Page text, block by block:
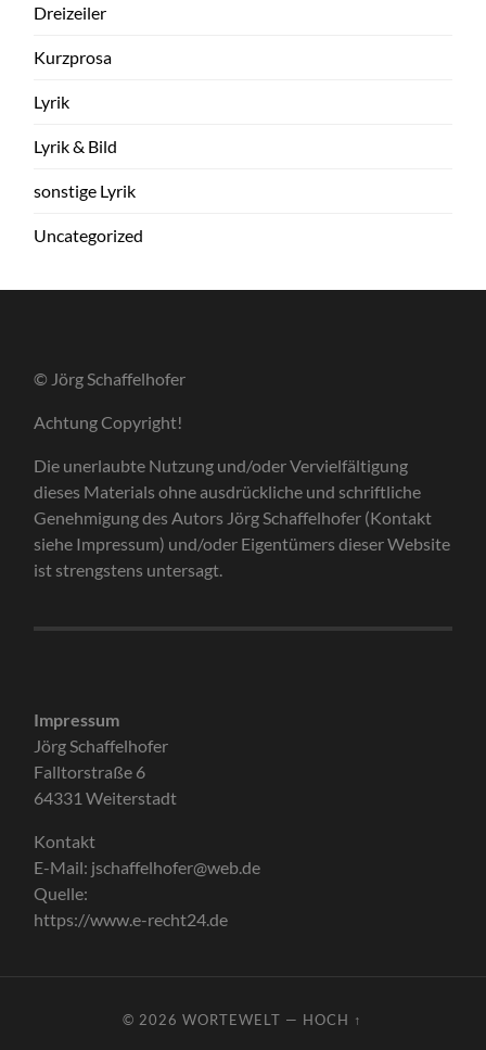
Dreizeiler
Kurzprosa
Lyrik
Lyrik & Bild
sonstige Lyrik
Uncategorized
© Jörg Schaffelhofer
Achtung Copyright!
Die unerlaubte Nutzung und/oder Vervielfältigung
dieses Materials ohne ausdrückliche und schriftliche
Genehmigung des Autors Jörg Schaffelhofer (Kontakt
siehe Impressum) und/oder Eigentümers dieser Website
ist strengstens untersagt.
Impressum
Jörg Schaffelhofer
Falltorstraße 6
64331 Weiterstadt
Kontakt
E-Mail: jschaffelhofer@web.de
Quelle:
https://www.e-recht24.de
© 2026WORTEWELT — HOCH ↑